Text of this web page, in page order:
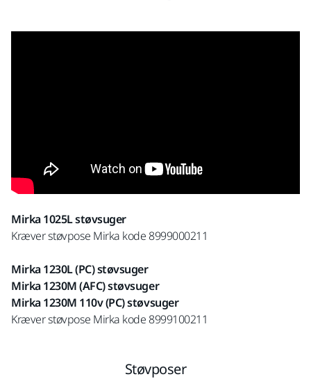
Mirka 1025L støvsuger
Kræver støvpose Mirka kode 8999000211
Mirka 1230L (PC) støvsuger
Mirka 1230M (AFC) støvsuger
Mirka 1230M 110v (PC) støvsuger
Kræver støvpose Mirka kode 8999100211
Støvposer